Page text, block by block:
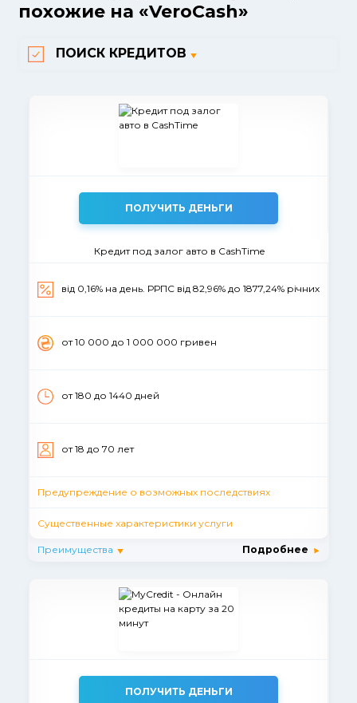
похожие на «VeroCash»
ПОИСК КРЕДИТОВ
ПОЛУЧИТЬ ДЕНЬГИ
Кредит под залог авто в CashTime
від 0,16% на день. РРПС від 82,96% до 1877,24% річних
от 10 000 до 1 000 000 гривен
от 180 до 1440 дней
от 18 до 70 лет
Предупреждение о возможных последствиях
Существенные характеристики услуги
Преимущества Подробнее
ПОЛУЧИТЬ ДЕНЬГИ